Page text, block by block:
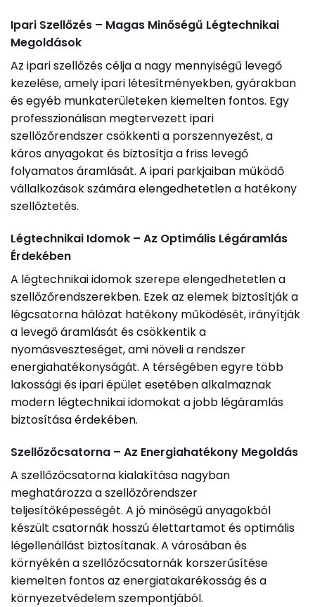
Ipari Szellőzés – Magas Minőségű Légtechnikai
Megoldások
Az ipari szellőzés célja a nagy mennyiségű levegő
kezelése, amely ipari létesítményekben, gyárakban
és egyéb munkaterületeken kiemelten fontos. Egy
professzionálisan megtervezett ipari
szellőzőrendszer csökkenti a porszennyezést, a
káros anyagokat és biztosítja a friss levegő
folyamatos áramlását. A ipari parkjaiban működő
vállalkozások számára elengedhetetlen a hatékony
szellőztetés.
Légtechnikai Idomok – Az Optimális Légáramlás
Érdekében
A légtechnikai idomok szerepe elengedhetetlen a
szellőzőrendszerekben. Ezek az elemek biztosítják a
légcsatorna hálózat hatékony működését, irányítják
a levegő áramlását és csökkentik a
nyomásveszteséget, ami növeli a rendszer
energiahatékonyságát. A térségében egyre több
lakossági és ipari épület esetében alkalmaznak
modern légtechnikai idomokat a jobb légáramlás
biztosítása érdekében.
Szellőzőcsatorna – Az Energiahatékony Megoldás
A szellőzőcsatorna kialakítása nagyban
meghatározza a szellőzőrendszer
teljesítőképességét. A jó minőségű anyagokból
készült csatornák hosszú élettartamot és optimális
légellenállást biztosítanak. A városában és
környékén a szellőzőcsatornák korszerűsítése
kiemelten fontos az energiatakarékosság és a
környezetvédelem szempontjából.